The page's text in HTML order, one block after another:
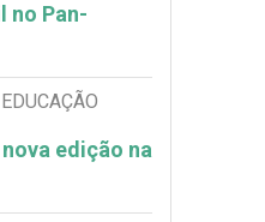
no Pan-
edição na